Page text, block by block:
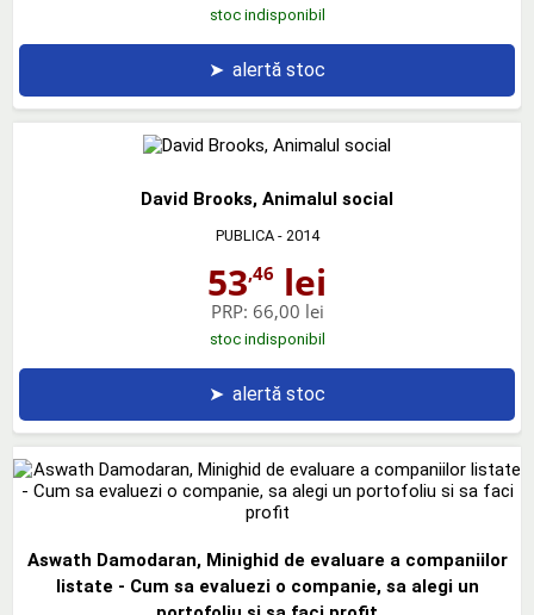
stoc indisponibil
➤ alertă stoc
David Brooks, Animalul social
PUBLICA- 2014
53,46 lei
PRP: 66,00 lei
stoc indisponibil
➤ alertă stoc
Aswath Damodaran, Minighid de evaluare a companiilor
listate - Cum sa evaluezi o companie, sa alegi un